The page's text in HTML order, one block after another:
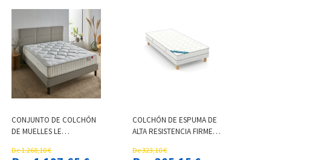
CONJUNTO DE COLCHÓN
DE MUELLES LE
De 1.268,10 €
COLCHÓN DE ESPUMA DE
ALTA RESISTENCIA FIRME 18
De 323,10 €